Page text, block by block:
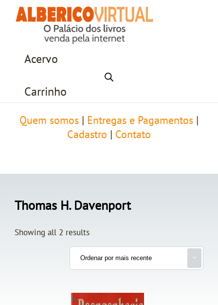
Acervo
Carrinho
Quem somos Entregas e Pagamentos
Cadastro
Contato
Thomas H. Davenport
Showing all 2 results